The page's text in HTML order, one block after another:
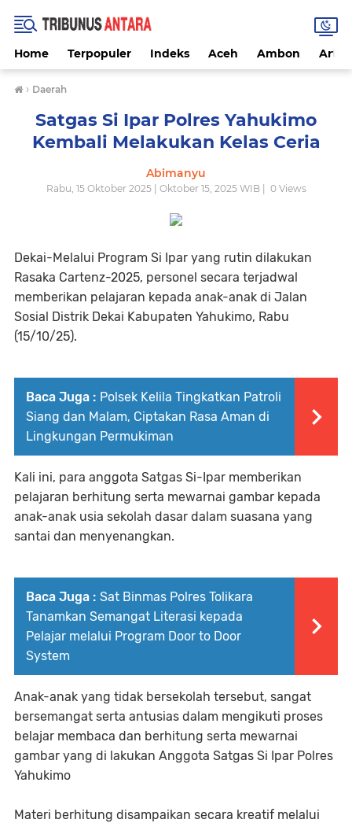
Home Terpopuler Indeks Aceh Ambon
› Daerah
Satgas Si Ipar Polres Yahukimo
Kembali Melakukan Kelas Ceria
Abimanyu
Rabu, 15 Oktober 2025 | Oktober 15, 2025 WIB | 0Views
Dekai-Melalui Program Si Ipar yang rutin dilakukan
Rasaka Cartenz-2025, personel secara terjadwal
memberikan pelajaran kepada anak-anak di Jalan
Sosial Distrik Dekai Kabupaten Yahukimo, Rabu
(15/10/25).
Baca Juga : Polsek Kelila Tingkatkan Patroli
Siang dan Malam, Ciptakan Rasa Aman di
Lingkungan Permukiman
Kali ini, para anggota Satgas Si-Ipar memberikan
pelajaran berhitung serta mewarnai gambar kepada
anak-anak usia sekolah dasar dalam suasana yang
santai dan menyenangkan.
Baca Juga : Sat Binmas Polres Tolikara
Tanamkan Semangat Literasi kepada
Pelajar melalui Program Door to Door
System
Anak-anak yang tidak bersekolah tersebut, sangat
bersemangat serta antusias dalam mengikuti proses
belajar membaca dan berhitung serta mewarnai
gambar yang di lakukan Anggota Satgas Si Ipar Polres
Yahukimo
Materi berhitung disampaikan secara kreatif melalui